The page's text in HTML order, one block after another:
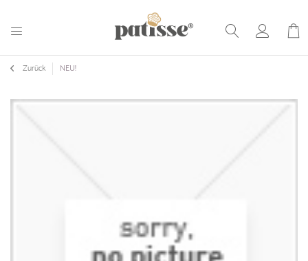
Zurück NEU!